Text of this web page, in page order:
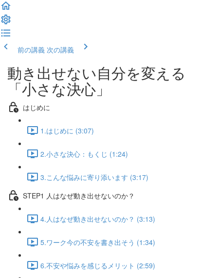
前の講義 次の講義
動き出せない自分を変える
「小さな決心」
はじめに
1.はじめに (3:07)
2.小さな決心：もくじ (1:24)
3.こんな悩みに寄り添います (3:17)
STEP1 人はなぜ動き出せないのか？
4.人はなぜ動き出せないのか？ (3:13)
5.ワーク今の不安を書き出そう (1:34)
6.不安や悩みを感じるメリット (2:59)